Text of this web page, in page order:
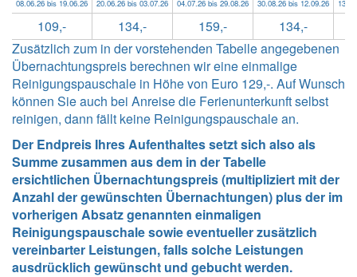
08.06.26 bis 19.06.26 20.06.26 bis 03.07.26 04.07.26 bis 29.08.26 30.08.26 bis 12.09.26
109,- 134,- 159,-
134,-
Zusätzlich zum in der vorstehenden Tabelle angegebenen
Übernachtungspreis berechnen wir eine einmalige
Reinigungspauschale in Höhe von Euro 129,-. Auf Wunsch
können Sie auch bei Anreise die Ferienunterkunft selbst
reinigen, dann fällt keine Reinigungspauschale an.
Der Endpreis Ihres Aufenthaltes setzt sich also als
Summe zusammen aus dem in der Tabelle
ersichtlichen Übernachtungspreis (multipliziert mit der
Anzahl der gewünschten Übernachtungen) plus der im
vorherigen Absatz genannten einmaligen
Reinigungspauschale sowie eventueller zusätzlich
vereinbarter Leistungen, falls solche Leistungen
ausdrücklich gewünscht und gebucht werden.